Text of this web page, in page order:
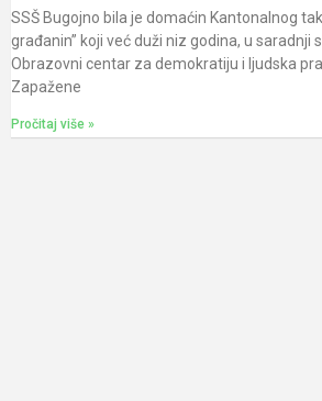
SSŠ Bugojno bila je domaćin Kantonalnog
građanin” koji već duži niz godina, u saradnji
Obrazovni centar za demokratiju i ljudska
Zapažene
Pročitaj više »